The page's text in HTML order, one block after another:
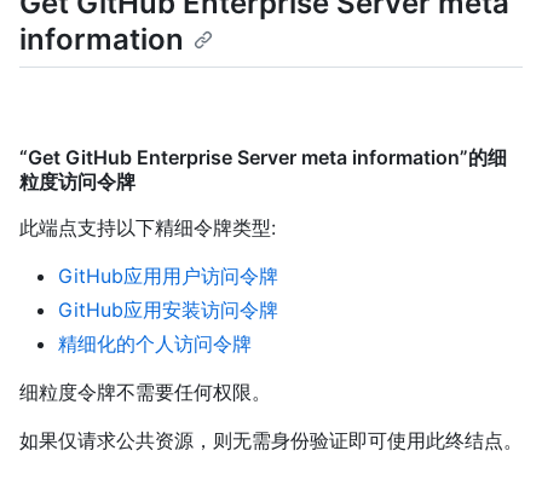
information
“Get GitHub Enterprise Server meta information”的细
粒度访问令牌
此端点支持以下精细令牌类型:
GitHub应用用户访问令牌
GitHub应用安装访问令牌
精细化的个人访问令牌
细粒度令牌不需要任何权限。
如果仅请求公共资源，则无需身份验证即可使用此终结点。